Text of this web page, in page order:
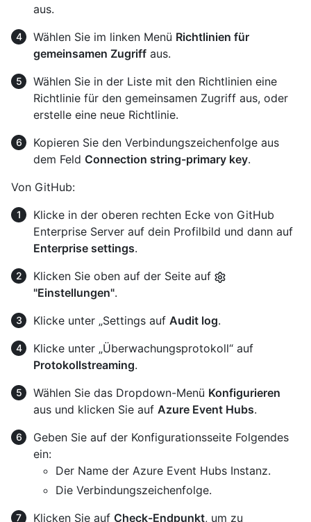
aus.
Wählen Sie im linken Menü Richtlinien für
gemeinsamen Zugriff aus.
Wählen Sie in der Liste mit den Richtlinien eine
Richtlinie für den gemeinsamen Zugriff aus, oder
erstelle eine neue Richtlinie.
Kopieren Sie den Verbindungszeichenfolge aus
dem Feld Connection string-primary key.
Von GitHub:
Klicke in der oberen rechten Ecke von GitHub
Enterprise Server auf dein Profilbild und dann auf
Enterprise settings.
Klicken Sie oben auf der Seite auf
"Einstellungen".
Klicke unter „Settings auf Audit log.
Klicke unter „Überwachungsprotokoll“ auf
Protokollstreaming.
Wählen Sie das Dropdown-Menü Konfigurieren
aus und klicken Sie auf Azure Event Hubs.
Geben Sie auf der Konfigurationsseite Folgendes
ein:
Der Name der Azure Event Hubs Instanz.
Die Verbindungszeichenfolge.
Klicken Sie auf Check-Endpunkt, um zu